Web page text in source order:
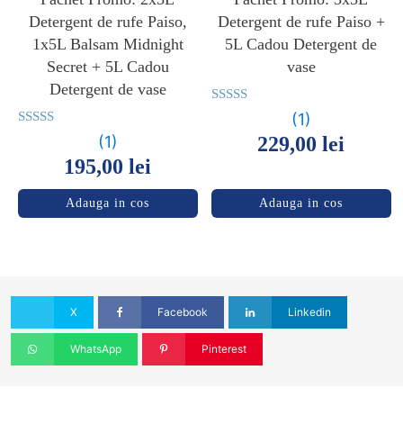
Detergent de rufe Paiso,
1x5L Balsam Midnight
Secret + 5L Cadou
Detergent de vase
din 5
(1)
195,00lei
Adauga in cos
Detergent de rufe Paiso +
5L Cadou Detergent de
vase
din 5
(1)
229,00lei
Adauga in cos
X Facebook Linkedin
WhatsApp Pinterest